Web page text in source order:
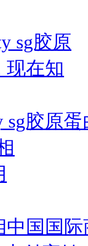
sg胶原
中国国